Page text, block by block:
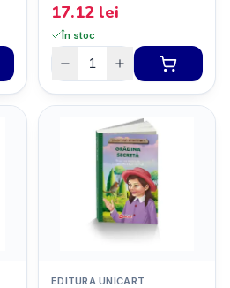
17.12 lei
În stoc
EDITURA UNICART